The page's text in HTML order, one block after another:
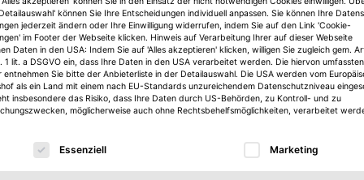
Köpfe
können Sie Ihre Entscheidungen individuell anpassen. Sie können Ihre
jederzeit ändern oder Ihre Einwilligung widerrufen, indem Sie auf den Link 'Cookie-
im Footer der Webseite klicken. Hinweis auf Verarbeitung Ihrer auf dieser Webseite
Daten in den USA: Indem Sie auf 'Alles akzeptieren' klicken, willigen Sie zugleich gem.
1 lit. a DSGVO ein, dass Ihre Daten in den USA verarbeitet werden. Die hiervon umfassten
entnehmen Sie bitte der Anbieterliste in der Detailauswahl. Die USA werden vom
als ein Land mit einem nach EU-Standards unzureichendem Datenschutzniveau
insbesondere das Risiko, dass Ihre Daten durch US-Behörden, zu Kontroll- und zu
möglicherweise auch ohne Rechtsbehelfsmöglichkeiten, verarbeitet
eine Liste der Service-Gruppen, für die eine
Essenziell Marketing